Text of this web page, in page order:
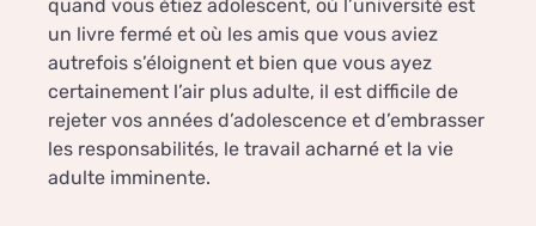
quand vous étiez adolescent, où l’université est
un livre fermé et où les amis que vous aviez
autrefois s’éloignent et bien que vous ayez
certainement l’air plus adulte, il est difficile de
rejeter vos années d’adolescence et d’embrasser
les responsabilités, le travail acharné et la vie
adulte imminente.